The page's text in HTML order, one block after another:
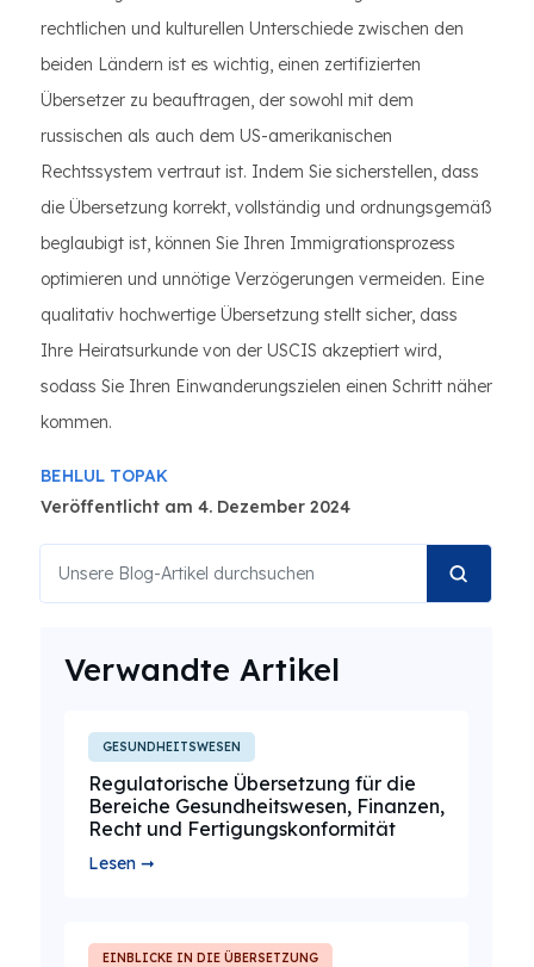
rechtlichen und kulturellen Unterschiede zwischen den
beiden Ländern ist es wichtig, einen zertifizierten
Übersetzer zu beauftragen, der sowohl mit dem
russischen als auch dem US-amerikanischen
Rechtssystem vertraut ist. Indem Sie sicherstellen, dass
die Übersetzung korrekt, vollständig und ordnungsgemäß
beglaubigt ist, können Sie Ihren Immigrationsprozess
optimieren und unnötige Verzögerungen vermeiden. Eine
qualitativ hochwertige Übersetzung stellt sicher, dass
Ihre Heiratsurkunde von der USCIS akzeptiert wird,
sodass Sie Ihren Einwanderungszielen einen Schritt näher
kommen.
BEHLUL TOPAK
Veröffentlicht am 4. Dezember 2024
Verwandte Artikel
GESUNDHEITSWESEN
Regulatorische Übersetzung für die
Bereiche Gesundheitswesen, Finanzen,
Recht und Fertigungskonformität
Lesen ➞
EINBLICKE IN DIE ÜBERSETZUNG